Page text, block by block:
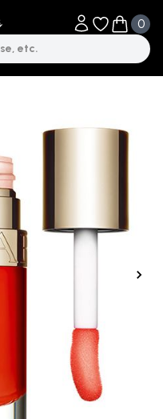
Obiecte în
0
Obiecte